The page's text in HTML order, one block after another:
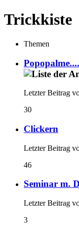
Trickkiste
Themen
Letzter Beitrag
30
Clickern
Letzter Beitrag
46
Seminar m.
Letzter Beitrag
3